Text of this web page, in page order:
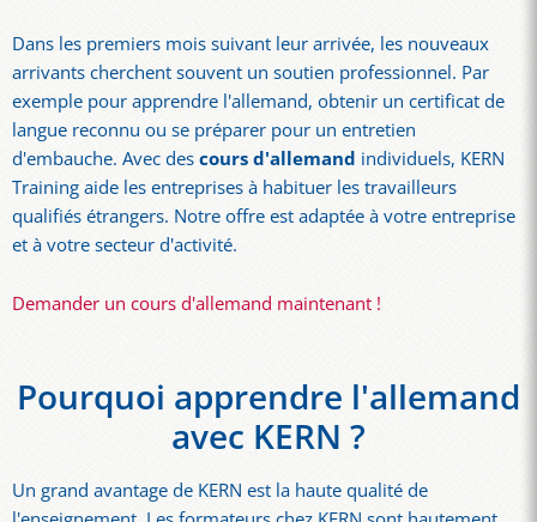
Dans les premiers mois suivant leur arrivée, les nouveaux
arrivants cherchent souvent un soutien professionnel. Par
exemple pour apprendre l'allemand, obtenir un certificat de
langue reconnu ou se préparer pour un entretien
d'embauche. Avec descours d'allemand individuels, KERN
Training aide les entreprises à habituer les travailleurs
qualifiés étrangers. Notre offre est adaptée à votre entreprise
et à votre secteur d'activité.
Demander un cours d'allemand maintenant !
Pourquoi apprendre l'allemand
avec KERN ?
Un grand avantage de KERN est la haute qualité de